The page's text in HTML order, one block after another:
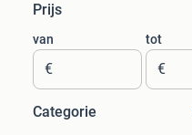
Prijs
van
€
tot
€
Categorie